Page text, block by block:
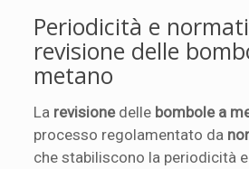
Periodicità e
revisione delle
metano
La revisionedelle bombole a
processo regolamentato da
che stabiliscono la periodicità